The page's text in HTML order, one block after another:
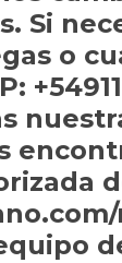
Si
o